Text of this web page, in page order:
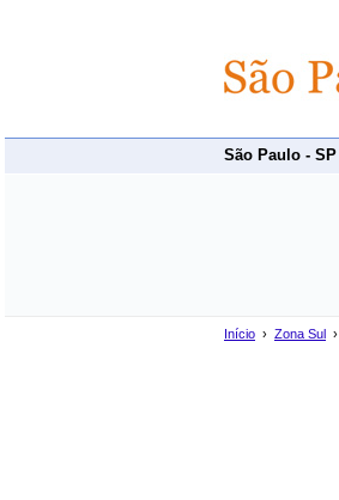
São Paulo - SP
Início › Zona Sul ›